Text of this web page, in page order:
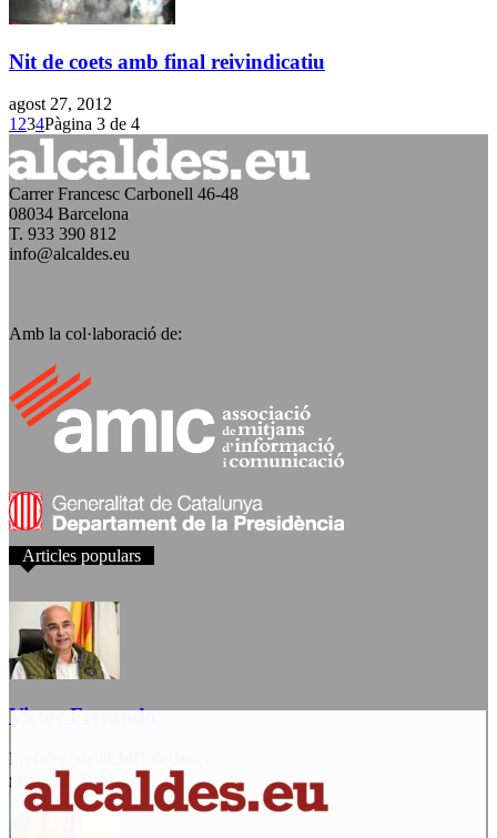
Nit de coets amb final reivindicatiu
agost 27, 2012
1 234Pàgina 3 de 4
Carrer Francesc Carbonell 46-48
08034 Barcelona
T. 933 390 812
info@alcaldes.eu
Amb la col·laboració de:
Articles populars
Victor Ferrando
President de l'EMD de Jesús
gener 22, 2024